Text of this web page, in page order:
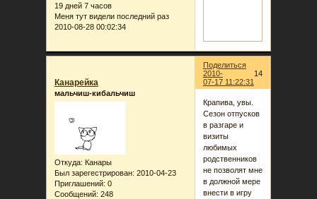
19 дней 7 часов
Меня тут видели последний раз
2010-08-28 00:02:34
Поделиться
14
2010-
07-17 11:22:31
Канарейка
мальчиш-кибальчиш
Откуда: Канары
Был зарегестрирован: 2010-04-23
Приглашений: 0
Сообщений: 248
Крапива, увы.
Сезон отпусков
в разгаре и
визиты
любимых
родственников
не позволят мне
в должной мере
внести в игру